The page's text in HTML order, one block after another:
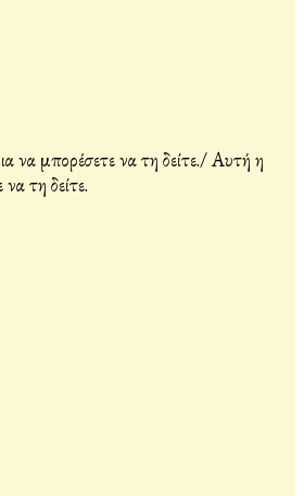
να μπορέσετε να τη δείτε./Αυτή η
τη δείτε.